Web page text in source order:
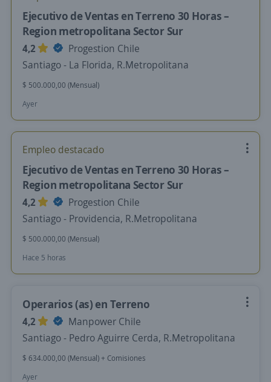
Ejecutivo de Ventas en Terreno 30 Horas –
Region metropolitana Sector Sur
4,2
Progestion Chile
Santiago - La Florida, R.Metropolitana
$ 500.000,00 (Mensual)
Ayer
Empleo destacado
Ejecutivo de Ventas en Terreno 30 Horas –
Region metropolitana Sector Sur
4,2
Progestion Chile
Santiago - Providencia, R.Metropolitana
$ 500.000,00 (Mensual)
Hace 5 horas
Operarios (as) en Terreno
4,2
Manpower Chile
Santiago - Pedro Aguirre Cerda, R.Metropolitana
$ 634.000,00 (Mensual) + Comisiones
Ayer